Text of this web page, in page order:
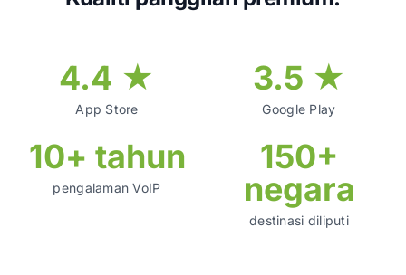
4.4 ★
App Store
3.5 ★
Google Play
10+ tahun
pengalaman VoIP
150+
negara
destinasi diliputi